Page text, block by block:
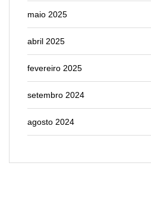
maio 2025
abril 2025
fevereiro 2025
setembro 2024
agosto 2024